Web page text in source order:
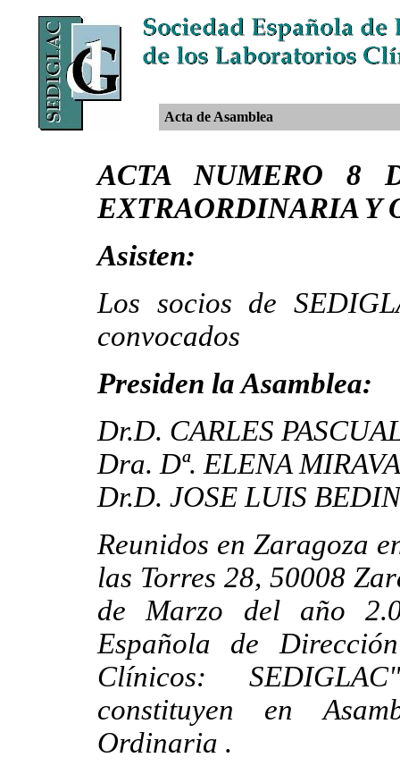
Acta de Asamblea
ACTA NUMERO 8
EXTRAORDINARIA Y
Asisten:
Los socios de
convocados
Presiden la Asamblea:
Dr.D. CARLES
Dra. Dª. ELENA
Dr.D. JOSE LUIS
Reunidos en Zaragoza
las Torres 28, 50008
de Marzo del año
Española de
Clínicos:
constituyen en
Ordinaria .